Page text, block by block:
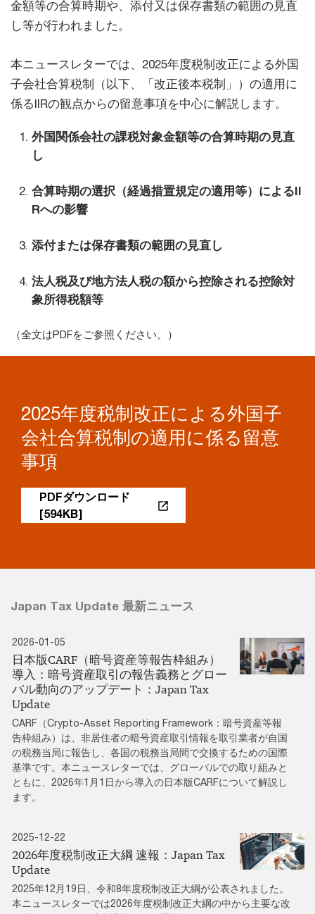
金額等の合算時期や、添付又は保存書類の範囲の見直
し等が行われました。
本ニュースレターでは、2025年度税制改正による外国
子会社合算税制（以下、「改正後本税制」）の適用に
係るIIRの観点からの留意事項を中心に解説します。
外国関係会社の課税対象金額等の合算時期の見直
し
合算時期の選択（経過措置規定の適用等）によるII
Rへの影響
添付または保存書類の範囲の見直し
法人税及び地方法人税の額から控除される控除対
象所得税額等
（全文はPDFをご参照ください。）
2025年度税制改正による外国子
会社合算税制の適用に係る留意
事項
PDFダウンロード
[594KB]
Japan Tax Update 最新ニュース
2026-01-05
日本版CARF（暗号資産等報告枠組み）
導入：暗号資産取引の報告義務とグロー
バル動向のアップデート：Japan Tax
Update
CARF（Crypto-Asset Reporting Framework：暗号資産等報
告枠組み）は、非居住者の暗号資産取引情報を取引業者が自国
の税務当局に報告し、各国の税務当局間で交換するための国際
基準です。本ニュースレターでは、グローバルでの取り組みと
ともに、2026年1月1日から導入の日本版CARFについて解説し
ます。
2025-12-22
2026年度税制改正大綱 速報：Japan Tax
Update
2025年12月19日、令和8年度税制改正大綱が公表されました。
本ニュースレターでは2026年度税制改正大綱の中から主要な改